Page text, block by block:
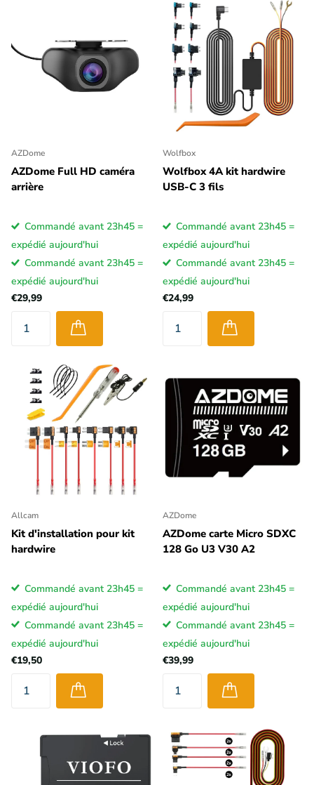
AZDome
AZDome Full HD caméra
arrière
Commandé avant 23h45 =
expédié aujourd'hui
Commandé avant 23h45 =
expédié aujourd'hui
€29,99
Wolfbox
Wolfbox 4A kit hardwire
USB-C 3 fils
Commandé avant 23h45 =
expédié aujourd'hui
Commandé avant 23h45 =
expédié aujourd'hui
€24,99
Allcam
Kit d'installation pour kit
hardwire
Commandé avant 23h45 =
expédié aujourd'hui
Commandé avant 23h45 =
expédié aujourd'hui
€19,50
AZDome
AZDome carte Micro SDXC
128 Go U3 V30 A2
Commandé avant 23h45 =
expédié aujourd'hui
Commandé avant 23h45 =
expédié aujourd'hui
€39,99